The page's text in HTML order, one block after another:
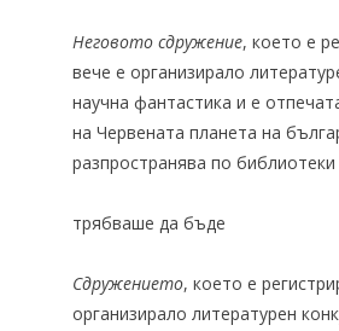
Неговото сдружение, което е
вече е организирало
научна фантастика и е
на Червената планета на
разпространява по библиотеки
трябваше да бъде
Сдружението, което е
организирало литературен